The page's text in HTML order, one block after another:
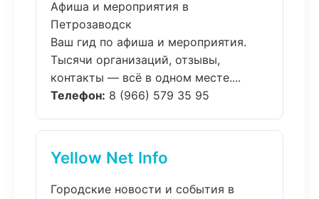
Афиша и мероприятия в
Петрозаводск
Ваш гид по афиша и мероприятия.
Тысячи организаций, отзывы,
контакты — всё в одном месте....
Телефон: 8 (966) 579 35 95
Yellow Net Info
Городские новости и события в